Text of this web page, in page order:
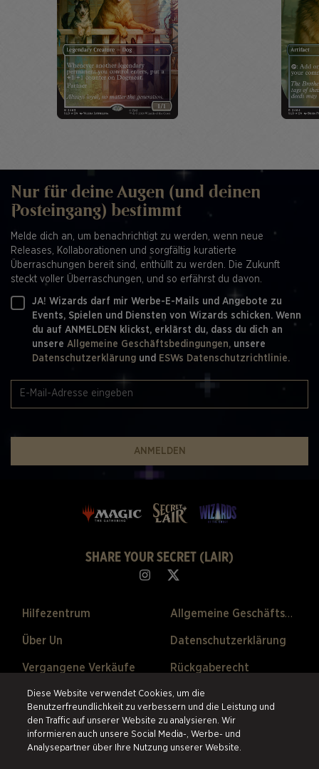
Nur für deine Augen (und deinen
Posteingang) bestimmt
Melde dich an, um benachrichtigt zu werden, wenn neue
Releases, Kollaborationen und sorgfältig kuratierte
Überraschungen bereit sind, enthüllt zu werden. Die Zukunft
steckt voller Überraschungen, und so erfährst du davon.
JA! Wizards darf mir Werbe-E-Mails und Angebote zu
Events, Spielen und Diensten von Wizards schicken. Wenn
du auf ANMELDEN klickst, erklärst du, dass du dich an
unsere Allgemeine Geschäftsbedingungen, unsere
Datenschutzerklärung und ESWs Datenschutzrichtlinie.
ANMELDEN
SHARE YOUR SECRET (LAIR)
Hilfezentrum
Über Un
Vergangene Verkäufe
Cookie-Einstellungen
Allgemeine Geschäftsbedingungen
Datenschutzerklärung
Rückgaberecht
©2026 ESW France SAS. Alle Rechte vorbehalten. Alle Warenzeichen sind
Eigentum ihrer Besitzer in den USA und anderen Ländern.
SAS ist der authorisierte Wiederverkäufer und Vertriebspartner der im
Diese Website verwendet Cookies, um die
Benutzerfreundlichkeit zu verbessern und die Leistung und
den Traffic auf unserer Website zu analysieren. Wir
informieren auch unsere Social Media-, Werbe- und
Analysepartner über Ihre Nutzung unserer Website.